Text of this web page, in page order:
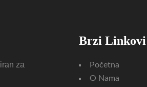
za
Brzi Linkovi
Početna
O Nama